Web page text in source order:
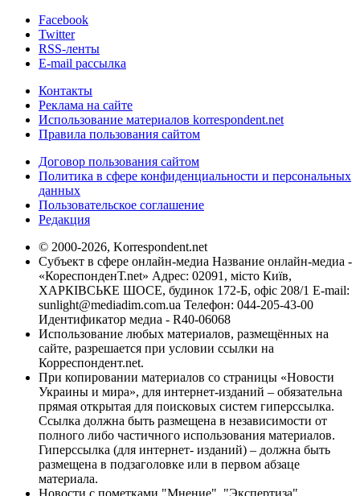
Facebook
Twitter
RSS-ленты
E-mail рассылка
Контакты
Реклама на сайте
Использование материалов korrespondent.net
Правила пользования сайтом
Договор пользования сайтом
Политика в сфере конфиденциальности и персональных
данных
Пользовательское соглашение
Редакция
© 2000-2026, Korrespondent.net
Субъект в сфере онлайн-медиа Название онлайн-медиа -
«КореспонденТ.net» Адрес: 02091, місто Київ,
ХАРКІВСЬКЕ ШОСЕ, будинок 172-Б, офіс 208/1 E-mail:
sunlight@mediadim.com.ua Телефон: 044-205-43-00
Идентификатор медиа - R40-06068
Использование любых материалов, размещённых на
сайте, разрешается при условии ссылки на
Корреспондент.net.
При копировании материалов со страницы «Новости
Украины и мира», для интернет-изданий – обязательна
прямая открытая для поисковых систем гиперссылка.
Ссылка должна быть размещена в независимости от
полного либо частичного использования материалов.
Гиперссылка (для интернет- изданий) – должна быть
размещена в подзаголовке или в первом абзаце
материала.
Новости с пометками "Мнение", "Экспертиза",